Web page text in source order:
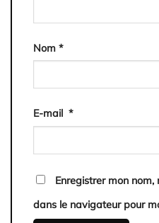
Nom *
E-mail *
Enregistrer mon
dans le navigateur pour